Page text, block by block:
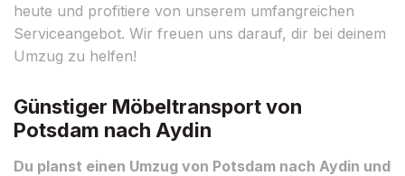
heute und profitiere von unserem umfangreichen
Serviceangebot. Wir freuen uns darauf, dir bei deinem
Umzug zu helfen!
Günstiger Möbeltransport von
Potsdam nach Aydin
Du planst einen Umzug von Potsdam nach Aydin und